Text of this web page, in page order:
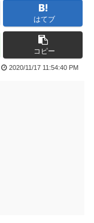
はてブ
コピー
2020/11/17 11:54:40 PM